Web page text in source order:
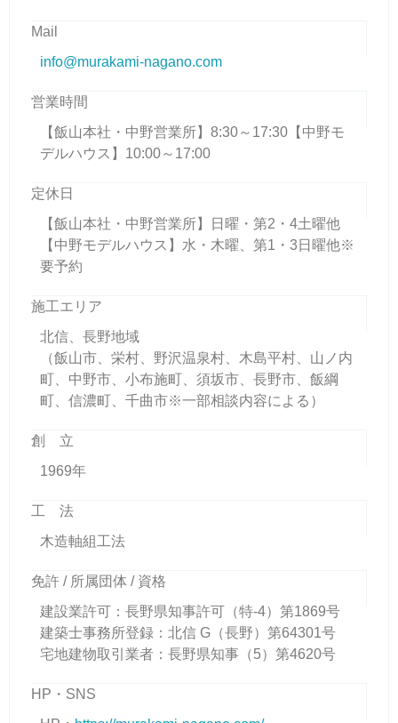
Mail
info@murakami-nagano.com
営業時間
【飯山本社・中野営業所】8:30～17:30【中野モ
デルハウス】10:00～17:00
定休日
【飯山本社・中野営業所】日曜・第2・4土曜他
【中野モデルハウス】水・木曜、第1・3日曜他※
要予約
施工エリア
北信、長野地域
（飯山市、栄村、野沢温泉村、木島平村、山ノ内
町、中野市、小布施町、須坂市、長野市、飯綱
町、信濃町、千曲市※一部相談内容による）
創 立
1969年
工 法
木造軸組工法
免許 / 所属団体 / 資格
建設業許可：長野県知事許可（特-4）第1869号
建築士事務所登録：北信 G（長野）第64301号
宅地建物取引業者：長野県知事（5）第4620号
HP・SNS